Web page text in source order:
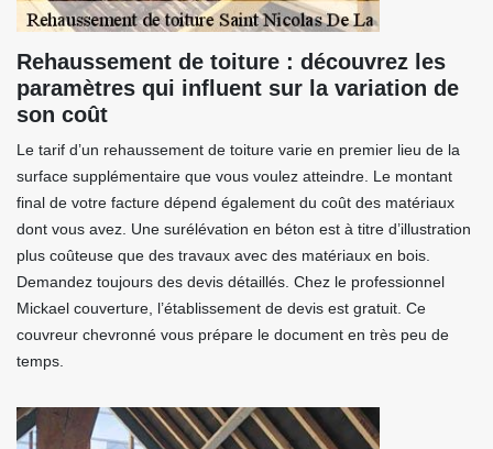
Rehaussement de toiture : découvrez les
paramètres qui influent sur la variation de
son coût
Le tarif d’un rehaussement de toiture varie en premier lieu de la
surface supplémentaire que vous voulez atteindre. Le montant
final de votre facture dépend également du coût des matériaux
dont vous avez. Une surélévation en béton est à titre d’illustration
plus coûteuse que des travaux avec des matériaux en bois.
Demandez toujours des devis détaillés. Chez le professionnel
Mickael couverture, l’établissement de devis est gratuit. Ce
couvreur chevronné vous prépare le document en très peu de
temps.